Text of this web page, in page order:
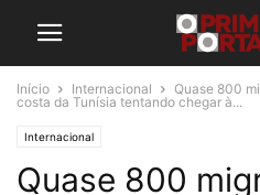
Início Internacional
Quase 800
costa da Tunísia tentando chegar à...
Internacional
Quase 800